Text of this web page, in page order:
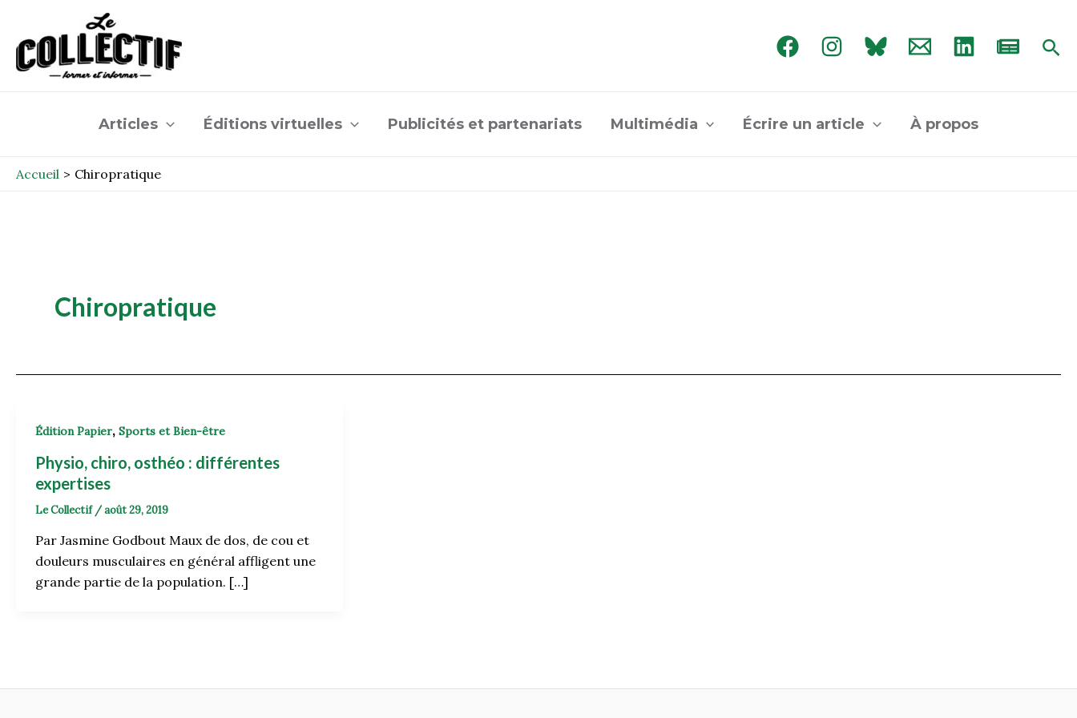
contenu
Articles Éditions virtuelles Publicités et partenariats Multimédia Écrire un article À propos
Accueil Chiropratique
Chiropratique
Édition Papier, Sports et Bien-être
Physio, chiro, osthéo : différentes
expertises
Le Collectif /août 29, 2019
Par Jasmine Godbout Maux de dos, de cou et
douleurs musculaires en général affligent une
grande partie de la population. […]